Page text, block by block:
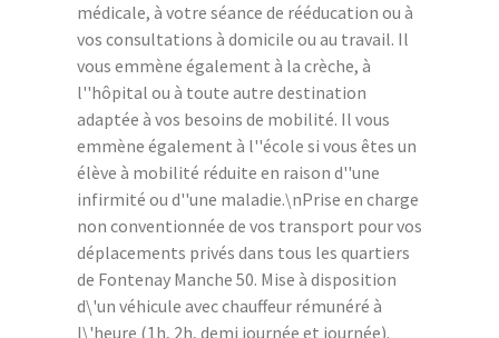
médicale, à votre séance de rééducation ou à
vos consultations à domicile ou au travail. Il
vous emmène également à la crèche, à
l''hôpital ou à toute autre destination
adaptée à vos besoins de mobilité. Il vous
emmène également à l''école si vous êtes un
élève à mobilité réduite en raison d''une
infirmité ou d''une maladie.\nPrise en charge
non conventionnée de vos transport pour vos
déplacements privés dans tous les quartiers
de Fontenay Manche 50. Mise à disposition
d\'un véhicule avec chauffeur rémunéré à
l\'heure (1h, 2h, demi journée et journée).